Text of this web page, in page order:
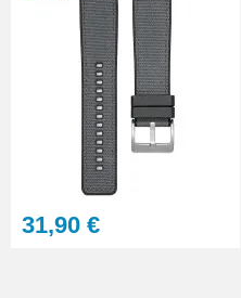
31,90 €